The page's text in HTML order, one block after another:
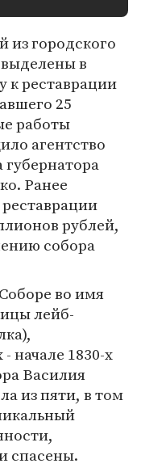
из городского
в
к реставрации
25
работы
агентство
губернатора
Ранее
рублей,
собора
во имя
лейб-
начале 1830-х
Василия
из пяти, в том
спасены.